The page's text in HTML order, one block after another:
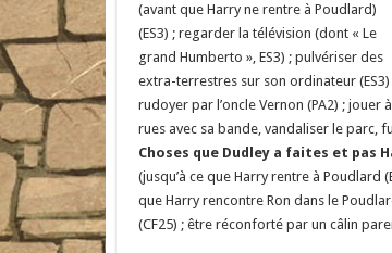
(avant que Harry ne rentre à Poudlard)
(ES3) ; regarder la télévision (dont « Le
grand Humberto », ES3) ; pulvériser des
extra-terrestres sur son ordinateur
rudoyer par l’oncle Vernon (PA2) ;
rues avec sa bande, vandaliser le parc,
Choses que Dudley a faites et pas
(jusqu’à ce que Harry rentre à Poudlard
que Harry rencontre Ron dans le
(CF25) ; être réconforté par un câlin